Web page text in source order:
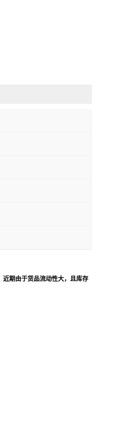
近期由于货品流动性大，且库存